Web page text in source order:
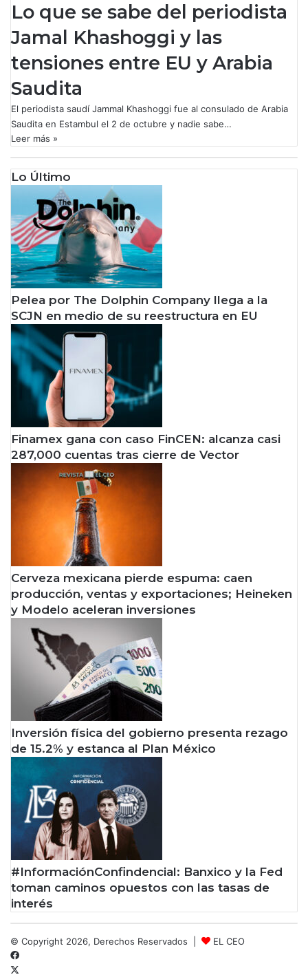
Lo que se sabe del periodista
Jamal Khashoggi y las
tensiones entre EU y Arabia
Saudita
El periodista saudí Jammal Khashoggi fue al consulado de Arabia
Saudita en Estambul el 2 de octubre y nadie sabe…
Leer más »
Lo Último
Pelea por The Dolphin Company llega a la
SCJN en medio de su reestructura en EU
Finamex gana con caso FinCEN: alcanza casi
287,000 cuentas tras cierre de Vector
Cerveza mexicana pierde espuma: caen
producción, ventas y exportaciones; Heineken
y Modelo aceleran inversiones
Inversión física del gobierno presenta rezago
de 15.2% y estanca al Plan México
#InformaciónConfindencial: Banxico y la Fed
toman caminos opuestos con las tasas de
interés
© Copyright 2026, Derechos Reservados |
EL CEO